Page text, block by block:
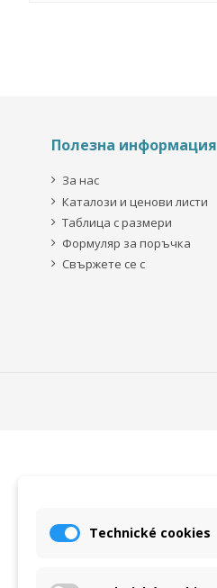
Полезна информация
За нас
Каталози и ценови листи
Таблица с размери
Формуляр за поръчка
Свържете се с
Technické cookies